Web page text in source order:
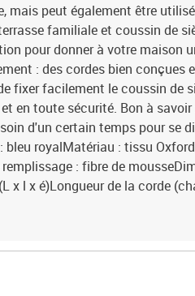
mais peut également être
familiale et coussin de
pour donner à votre maison
: des cordes bien conçues
fixer facilement le coussin de
en toute sécurité. Bon à
d'un certain temps pour se
royalMatériau : tissu
: fibre de
x l x é)Longueur de la corde